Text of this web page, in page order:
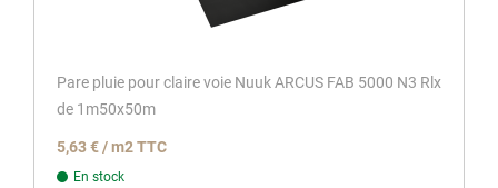
Pare pluie pour claire voie Nuuk ARCUS FAB 5000 N3 Rlx
de 1m50x50m
5,63 € / m2 TTC
En stock